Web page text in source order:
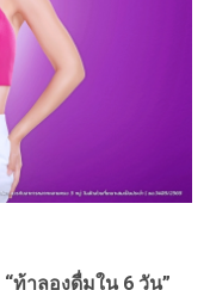
“ท้าลองดื่มใน 6 วัน”